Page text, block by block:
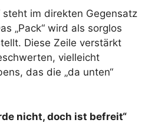
im direkten Gegensatz
„Pack“ wird als sorglos
Diese Zeile verstärkt
vielleicht
das die „da unten“
nicht, doch ist befreit“